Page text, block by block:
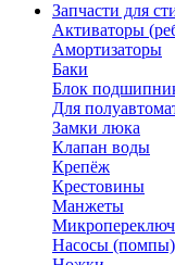
Запчасти для
Активаторы
Амортизаторы
Баки
Блок
Для
Замки люка
Клапан воды
Крепёж
Крестовины
Манжеты
Насосы (помпы)